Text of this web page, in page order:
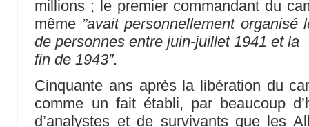
millions ; le premier commandant du
même ”avait personnellement
de personnes entre juin-juillet 1941 et la
fin de 1943”.
Cinquante ans après la libération du
comme un fait établi, par beaucoup
d’analystes et de survivants que les